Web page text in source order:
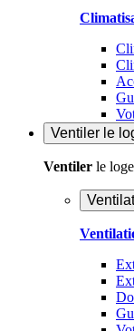
Ventiler le
Ventiler le